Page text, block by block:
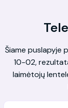
Šiame puslapyje
10-02,
laimėtojų